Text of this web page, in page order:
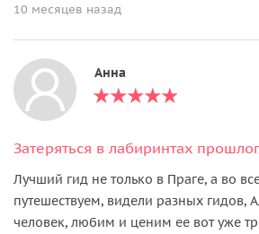
10 месяцев назад
Анна
Лучший гид не только в Праге, а во
путешествуем, видели разных гидов,
человек, любим и ценим ее вот уже